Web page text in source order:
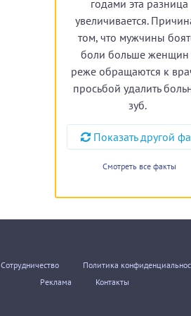
годами эта разница
увеличивается.
том, что мужчины
боли больше женщин
реже обращаются к
просьбой удалить
зуб.
Показать другой
Смотреть все факты
Сотрудничество
Политика
Реклама
Контакты